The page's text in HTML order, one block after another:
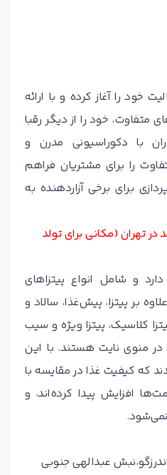
از سال 1365 فعالیت خود را آغاز کرده و با ارائه
متفاوت، خود را از دیگر رقبا
با دکوراسیونی مدرن و
را برای مشتریان فراهم
برای برخی آزاردهنده به
در تهران (مکانی برای تولد
دارد و شامل انواع پیتزاهای
بر پیتزا، پیش‌غذا، سالاد و
کلاسیک، پیتزا ویژه و سیب
در منوی نایت هستند. با این
که کیفیت غذا در مقایسه با
افزایش پیدا کرده‌اند، و
اندرزگو،نبش عبدالهی جنوبی